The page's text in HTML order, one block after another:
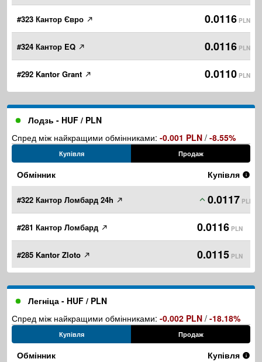
#323 Кантор Євро 0.0116 PLN
#324 Кантор EQ 0.0116 PLN
#292 Kantor Grant 0.0110 PLN
Лодзь - HUF / PLN
Спред між найкращими обмінниками: -0.001 PLN / -8.55%
Купівля Продаж
Обмінник Купівля
#322 Кантор Ломбард 24h 0.0117 PLN
#281 Кантор Ломбард 0.0116 PLN
#285 Kantor Zloto 0.0115 PLN
Легніца - HUF / PLN
Спред між найкращими обмінниками: -0.002 PLN / -18.18%
Купівля Продаж
Обмінник Купівля